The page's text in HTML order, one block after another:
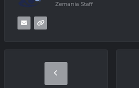
Zemania Staff